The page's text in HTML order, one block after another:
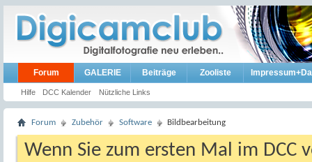
Forum
Hilfe DCC Kalender Nützliche Links
GALERIE Beiträge Zooliste
Forum Zubehör Software Bildbearbeitung
Wenn Sie zum ersten Mal im DCC